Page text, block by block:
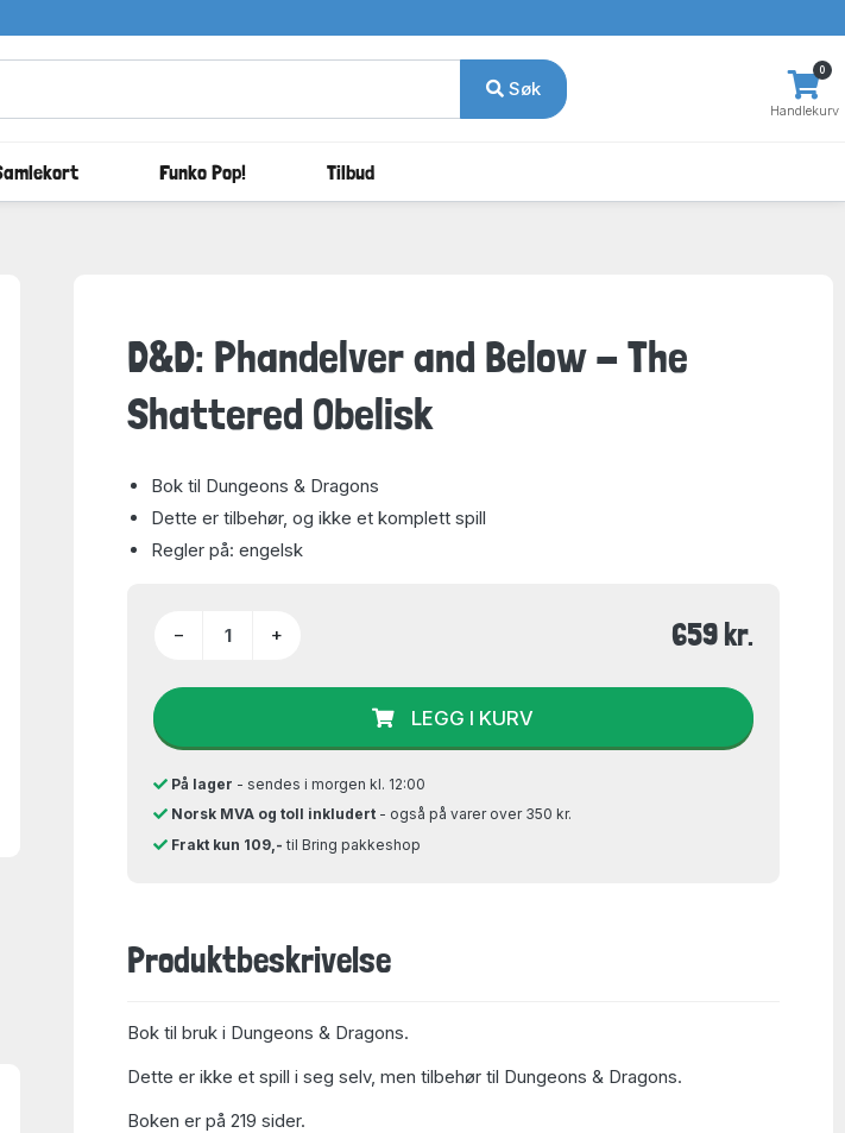
Søk
Handlekurv
0
Funko Pop! Tilbud
D&D: Phandelver and Below - The
Shattered Obelisk
Bok til Dungeons & Dragons
Dette er tilbehør, og ikke et komplett spill
Regler på: engelsk
− + 659 kr.
LEGG I KURV
På lager - sendes i morgen kl. 12:00
Norsk MVA og toll inkludert - også på varer over 350 kr.
Frakt kun 109,- til Bring pakkeshop
Produktbeskrivelse
Bok til bruk i Dungeons & Dragons.
Dette er ikke et spill i seg selv, men tilbehør til Dungeons & Dragons.
Boken er på 219 sider.